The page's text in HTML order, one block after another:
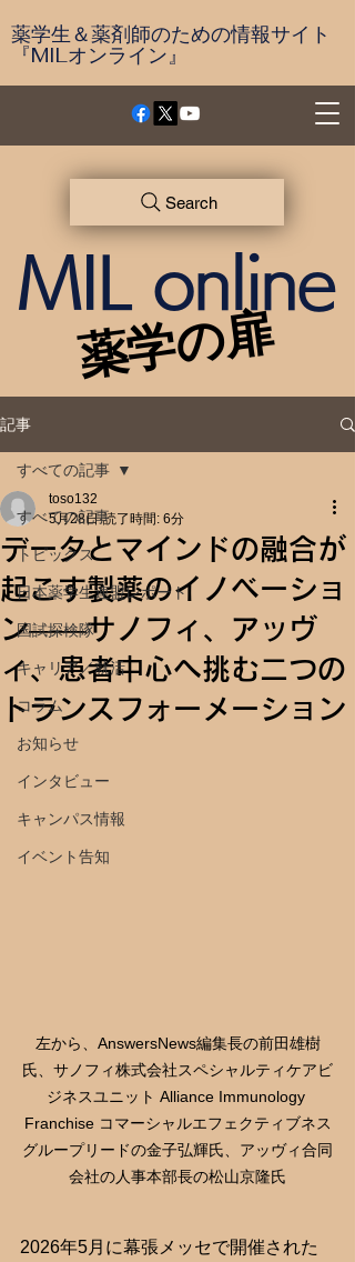
薬学生＆薬剤師のための情報サイト
『MILオンライン』
薬学の扉
薬学の扉
MIL online
Search
記事
すべての記事
トピックス
日本薬学生連盟レポート
国試探検隊
キャリア／就活
コラム
お知らせ
インタビュー
キャンパス情報
イベント告知
すべての記事
データとマインドの融合が
起こす製薬のイノベーショ
ン――サノフィ、アッヴ
ィ、患者中心へ挑む二つの
トランスフォーメーション
toso132
5月28日 読了時間: 6分
左から、AnswersNews編集長の前田雄樹
氏、サノフィ株式会社スペシャルティケアビ
ジネスユニット Alliance Immunology
Franchise コマーシャルエフェクティブネス
グループリードの金子弘輝氏、アッヴィ合同
会社の人事本部長の松山京隆氏
2026年5月に幕張メッセで開催された